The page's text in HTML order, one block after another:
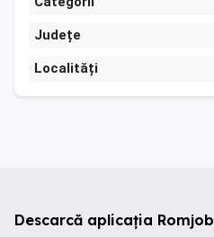
Județe
Localități
Descarcă aplicația Romjob